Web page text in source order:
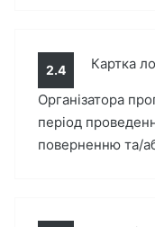
2.4 Картка
Організатора
період
поверненню та/